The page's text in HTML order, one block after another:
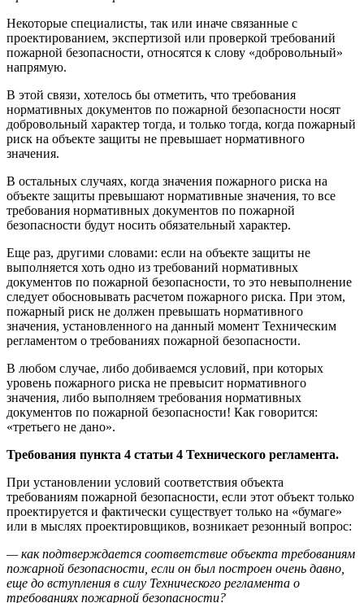
Некоторые специалисты, так или иначе связанные с
проектированием, экспертизой или проверкой требований
пожарной безопасности, относятся к слову «добровольный»
напрямую.
В этой связи, хотелось бы отметить, что требования
нормативных документов по пожарной безопасности носят
добровольный характер тогда, и только тогда, когда пожарный
риск на объекте защиты не превышает нормативного
значения.
В остальных случаях, когда значения пожарного риска на
объекте защиты превышают нормативные значения, то все
требования нормативных документов по пожарной
безопасности будут носить обязательный характер.
Еще раз, другими словами: если на объекте защиты не
выполняется хоть одно из требований нормативных
документов по пожарной безопасности, то это невыполнение
следует обосновывать расчетом пожарного риска. При этом,
пожарный риск не должен превышать нормативного
значения, установленного на данный момент Техническим
регламентом о требованиях пожарной безопасности.
В любом случае, либо добиваемся условий, при которых
уровень пожарного риска не превысит нормативного
значения, либо выполняем требования нормативных
документов по пожарной безопасности! Как говорится:
«третьего не дано».
Требования пункта 4 статьи 4 Технического регламента.
При установлении условий соответствия объекта
требованиям пожарной безопасности, если этот объект только
проектируется и фактически существует только на «бумаге»
или в мыслях проектировщиков, возникает резонный вопрос:
— как подтверждается соответствие объекта требованиям
пожарной безопасности, если он был построен очень давно,
еще до вступления в силу Технического регламента о
требованиях пожарной безопасности?